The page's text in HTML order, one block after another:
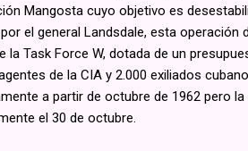
Mangosta cuyo objetivo es
el general Landsdale, esta operación
la Task Force W, dotada de un
de la CIA y 2.000 exiliados
a partir de octubre de 1962 pero
el 30 de octubre.